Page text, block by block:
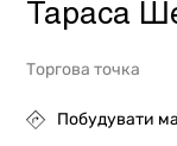
Тараса
Торгова точка
Побудувати